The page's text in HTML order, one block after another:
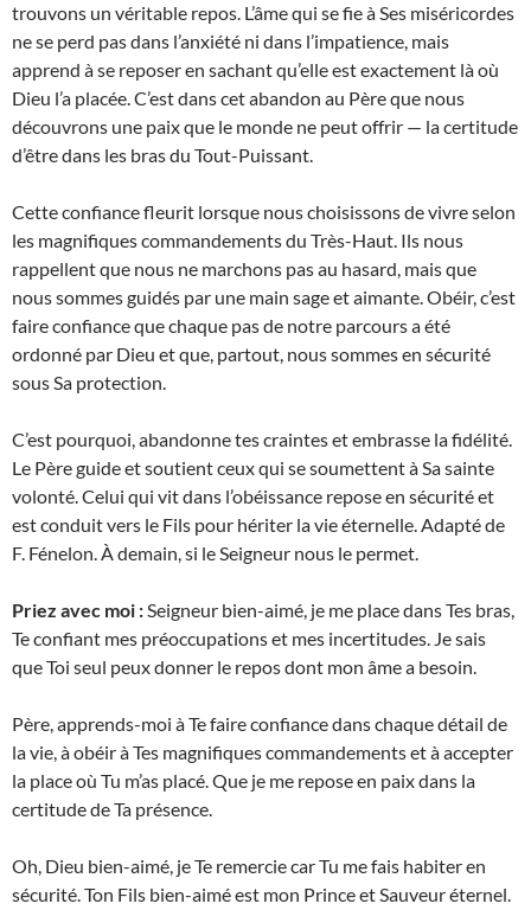
trouvons un véritable repos. L’âme qui se fie à Ses miséricordes
ne se perd pas dans l’anxiété ni dans l’impatience, mais
apprend à se reposer en sachant qu’elle est exactement là où
Dieu l’a placée. C’est dans cet abandon au Père que nous
découvrons une paix que le monde ne peut offrir — la certitude
d’être dans les bras du Tout-Puissant.
Cette confiance fleurit lorsque nous choisissons de vivre selon
les magnifiques commandements du Très-Haut. Ils nous
rappellent que nous ne marchons pas au hasard, mais que
nous sommes guidés par une main sage et aimante. Obéir, c’est
faire confiance que chaque pas de notre parcours a été
ordonné par Dieu et que, partout, nous sommes en sécurité
sous Sa protection.
C’est pourquoi, abandonne tes craintes et embrasse la fidélité.
Le Père guide et soutient ceux qui se soumettent à Sa sainte
volonté. Celui qui vit dans l’obéissance repose en sécurité et
est conduit vers le Fils pour hériter la vie éternelle. Adapté de
F. Fénelon. À demain, si le Seigneur nous le permet.
Priez avec moi :Seigneur bien-aimé, je me place dans Tes bras,
Te confiant mes préoccupations et mes incertitudes. Je sais
que Toi seul peux donner le repos dont mon âme a besoin.
Père, apprends-moi à Te faire confiance dans chaque détail de
la vie, à obéir à Tes magnifiques commandements et à accepter
la place où Tu m’as placé. Que je me repose en paix dans la
certitude de Ta présence.
Oh, Dieu bien-aimé, je Te remercie car Tu me fais habiter en
sécurité. Ton Fils bien-aimé est mon Prince et Sauveur éternel.